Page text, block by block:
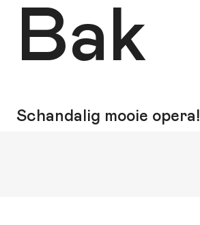
Bak
Schandalig mooie opera!